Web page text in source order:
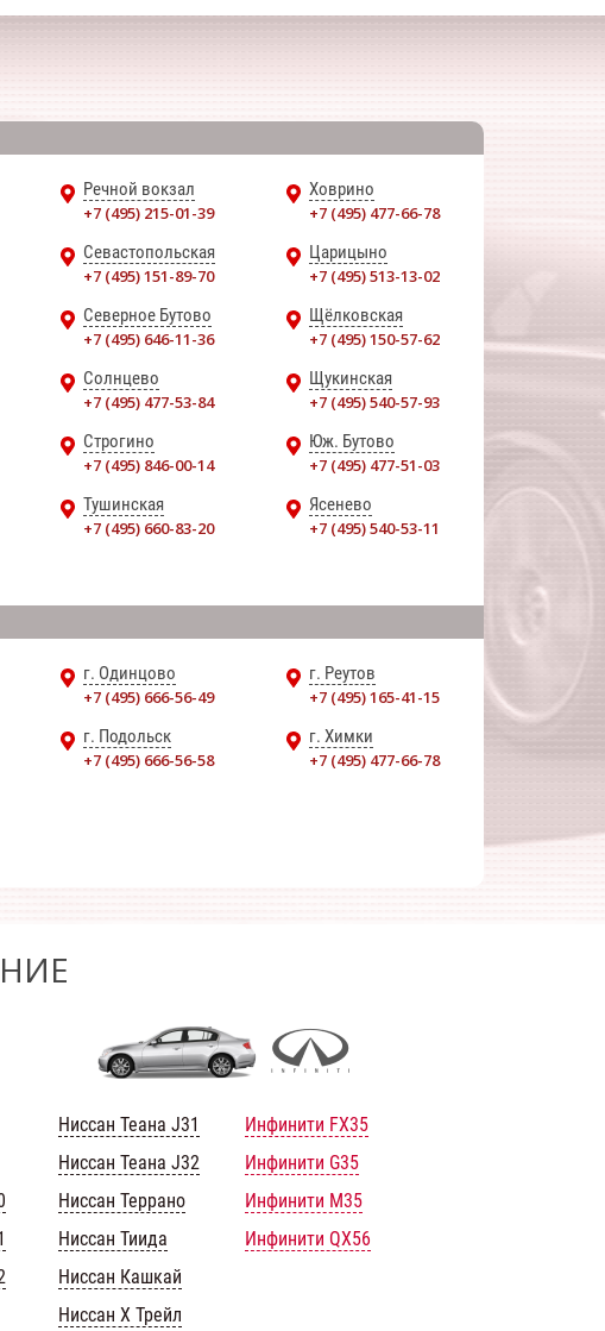
Речной вокзал
+7 (495) 215-01-39
Ховрино
+7 (495) 477-66-78
Севастопольская
+7 (495) 151-89-70
Царицыно
+7 (495) 513-13-02
Северное Бутово
+7 (495) 646-11-36
Щёлковская
+7 (495) 150-57-62
Солнцево
+7 (495) 477-53-84
Щукинская
+7 (495) 540-57-93
Строгино
+7 (495) 846-00-14
Юж. Бутово
+7 (495) 477-51-03
Тушинская
+7 (495) 660-83-20
Ясенево
+7 (495) 540-53-11
г. Одинцово
+7 (495) 666-56-49
г. Реутов
+7 (495) 165-41-15
г. Подольск
+7 (495) 666-56-58
г. Химки
+7 (495) 477-66-78
Ниссан Теана J31
Ниссан Теана J32
Ниссан Террано
Ниссан Тиида
Ниссан Кашкай
Ниссан Х Трейл
Инфинити FX35
Инфинити G35
Инфинити M35
Инфинити QX56